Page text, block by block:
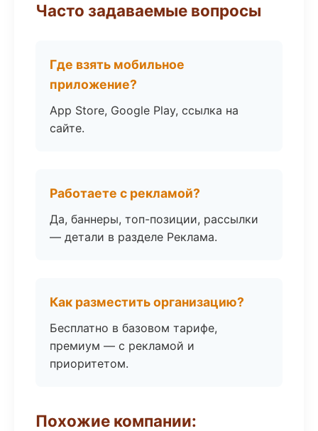
Часто задаваемые вопросы
Где взять мобильное
приложение?
App Store, Google Play, ссылка на
сайте.
Работаете с рекламой?
Да, баннеры, топ-позиции, рассылки
— детали в разделе Реклама.
Как разместить организацию?
Бесплатно в базовом тарифе,
премиум — с рекламой и
приоритетом.
Похожие компании: